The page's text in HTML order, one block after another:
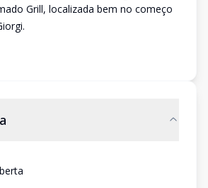
Grill, localizada bem no começo